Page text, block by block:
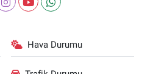
Hava Durumu